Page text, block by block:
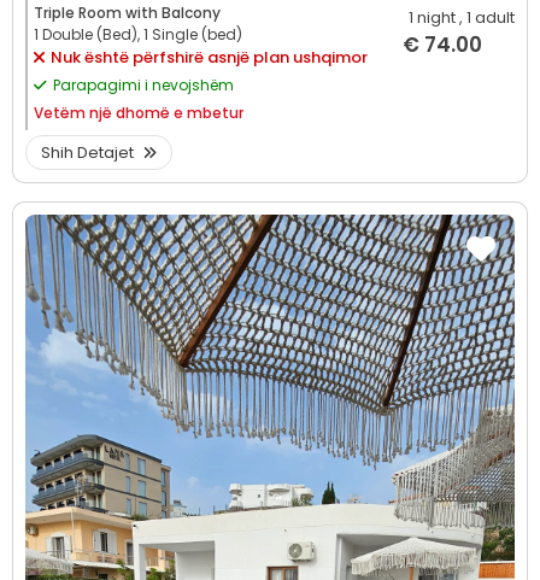
Triple Room with Balcony
1 Double (Bed), 1 Single (bed)
Nuk është përfshirë asnjë plan ushqimor
Parapagimi i nevojshëm
Vetëm një dhomë e mbetur
1 night, 1 adult
€ 74.00
Shih Detajet